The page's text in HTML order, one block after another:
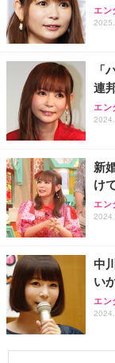
エン
連
エン
新
け
エン
中
い
エン